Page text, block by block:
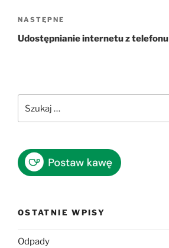
Następny
wpis
NASTĘPNE
Udostępnianie internetu z telefonu
OSTATNIE WPISY
Odpady